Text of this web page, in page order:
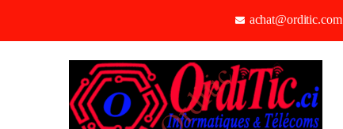
achat@orditic.com